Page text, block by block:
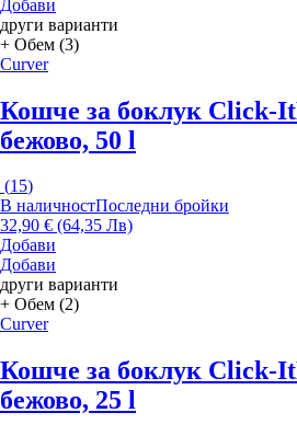
Добави
други варианти
+ Обем (3)
Curver
Кошче за боклук Click-It
бежово, 50 l
(15)
В наличностПоследни бройки
32,90 € (64,35 Лв)
Добави
Добави
други варианти
+ Обем (2)
Curver
Кошче за боклук Click-It
бежово, 25 l